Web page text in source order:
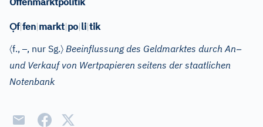
Ọf|fen|markt|po|li|tik
〈f.,–, nur Sg.〉 Beeinflussung des Geldmarktes durch An–
und Verkauf von Wertpapieren seitens der staatlichen
Notenbank